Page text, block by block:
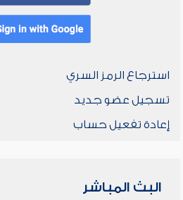
استرجاع الرمز السري
تسجيل عضو جديد
إعادة تفعيل حساب
البث المباشر